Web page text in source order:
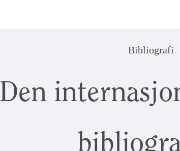
Bibliografi
Den